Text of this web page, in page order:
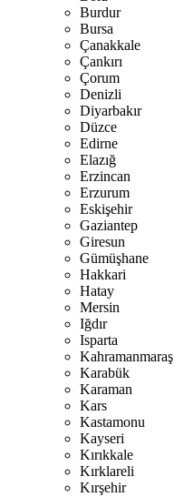
Burdur
Bursa
Çanakkale
Çankırı
Çorum
Denizli
Diyarbakır
Düzce
Edirne
Elazığ
Erzincan
Erzurum
Eskişehir
Gaziantep
Giresun
Gümüşhane
Hakkari
Hatay
Mersin
Iğdır
Isparta
Kahramanmaraş
Karabük
Karaman
Kars
Kastamonu
Kayseri
Kırıkkale
Kırklareli
Kırşehir